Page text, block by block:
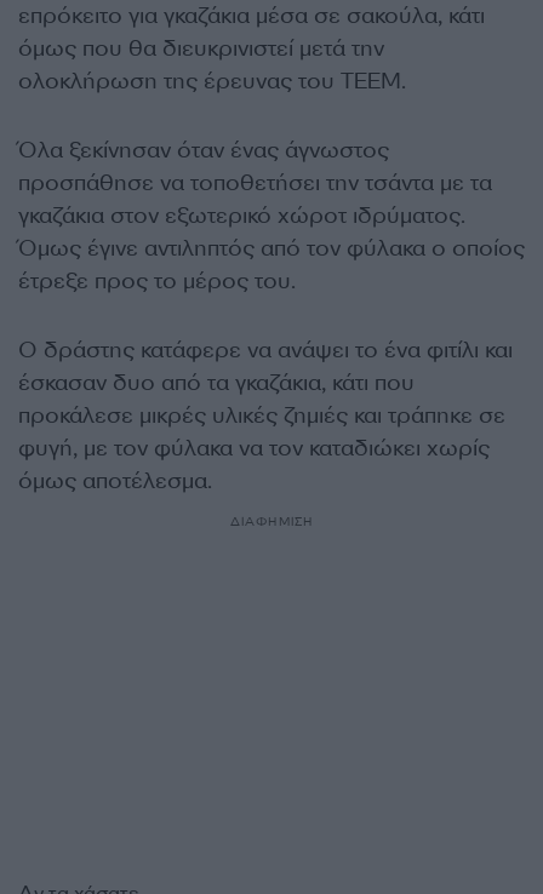
επρόκειτο για γκαζάκια μέσα σε σακούλα, κάτι
όμως που θα διευκρινιστεί μετά την
ολοκλήρωση της έρευνας του ΤΕΕΜ.
Όλα ξεκίνησαν όταν ένας άγνωστος
προσπάθησε να τοποθετήσει την τσάντα με τα
γκαζάκια στον εξωτερικό χώροτ ιδρύματος.
Όμως έγινε αντιληπτός από τον φύλακα ο οποίος
έτρεξε προς το μέρος του.
Ο δράστης κατάφερε να ανάψει το ένα φιτίλι και
έσκασαν δυο από τα γκαζάκια, κάτι που
προκάλεσε μικρές υλικές ζημιές και τράπηκε σε
φυγή, με τον φύλακα να τον καταδιώκει χωρίς
όμως αποτέλεσμα.
ΔΙΑΦΗΜΙΣΗ